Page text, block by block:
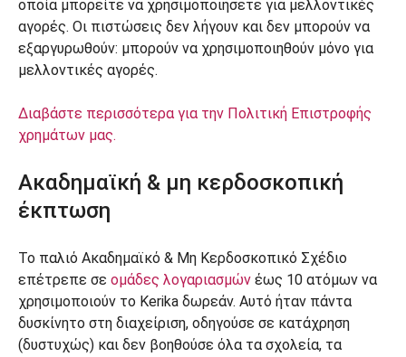
οποία μπορείτε να χρησιμοποιήσετε για μελλοντικές
αγορές. Οι πιστώσεις δεν λήγουν και δεν μπορούν να
εξαργυρωθούν: μπορούν να χρησιμοποιηθούν μόνο για
μελλοντικές αγορές.
Διαβάστε περισσότερα για την Πολιτική Επιστροφής
χρημάτων μας.
Ακαδημαϊκή & μη κερδοσκοπική
έκπτωση
Το παλιό Ακαδημαϊκό & Μη Κερδοσκοπικό Σχέδιο
επέτρεπε σε ομάδες λογαριασμών έως 10 ατόμων να
χρησιμοποιούν το Kerika δωρεάν. Αυτό ήταν πάντα
δυσκίνητο στη διαχείριση, οδηγούσε σε κατάχρηση
(δυστυχώς) και δεν βοηθούσε όλα τα σχολεία, τα